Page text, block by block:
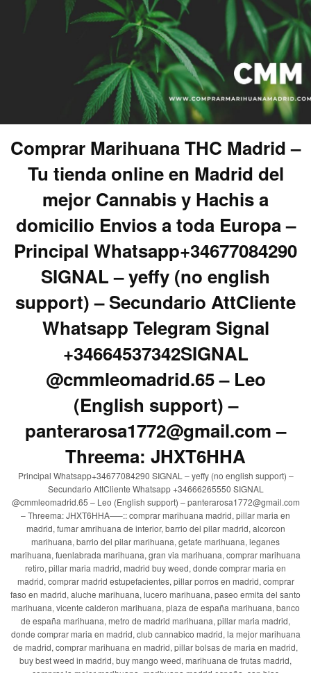
Comprar Marihuana THC Madrid –
Tu tienda online en Madrid del
mejor Cannabis y Hachis a
domicilio Envios a toda Europa –
Principal Whatsapp+34677084290
SIGNAL – yeffy (no english
support) – Secundario AttCliente
Whatsapp Telegram Signal
+34664537342SIGNAL
@cmmleomadrid.65 – Leo
(English support) –
panterarosa1772@gmail.com –
Threema: JHXT6HHA
Principal Whatsapp+34677084290 SIGNAL – yeffy (no english support) –
Secundario AttCliente Whatsapp +34666265550 SIGNAL
@cmmleomadrid.65 – Leo (English support) – panterarosa1772@gmail.com
– Threema: JHXT6HHA—–:: comprar marihuana madrid, pillar maria en
madrid, fumar amrihuana de interior, barrio del pilar madrid, alcorcon
marihuana, barrio del pilar marihuana, getafe marihuana, leganes
marihuana, fuenlabrada marihuana, gran via marihuana, comprar marihuana
retiro, pillar maria madrid, madrid buy weed, donde comprar maria en
madrid, comprar madrid estupefacientes, pillar porros en madrid, comprar
faso en madrid, aluche marihuana, lucero marihuana, paseo ermita del santo
marihuana, vicente calderon marihuana, plaza de españa marihuana, banco
de españa marihuana, metro de madrid marihuana, pillar maria madrid,
donde comprar maria en madrid, club cannabico madrid, la mejor marihuana
de madrid, comprar marihuana en madrid, pillar bolsas de maria en madrid,
buy best weed in madrid, buy mango weed, marihuana de frutas madrid,